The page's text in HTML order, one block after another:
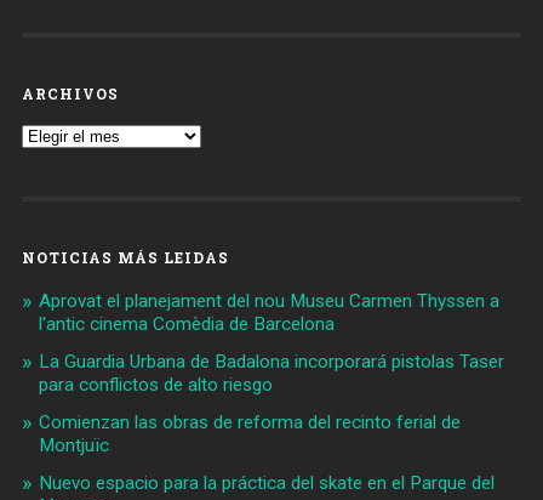
ARCHIVOS
Archivos
NOTICIAS MÁS LEIDAS
Aprovat el planejament del nou Museu Carmen Thyssen a
l'antic cinema Comèdia de Barcelona
La Guardia Urbana de Badalona incorporará pistolas Taser
para conflictos de alto riesgo
Comienzan las obras de reforma del recinto ferial de
Montjuïc
Nuevo espacio para la práctica del skate en el Parque del